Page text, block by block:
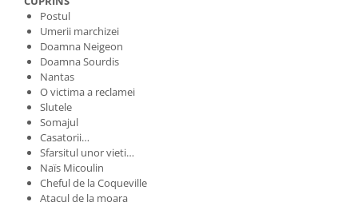
Postul
Umerii marchizei
Doamna Neigeon
Doamna Sourdis
Nantas
O victima a reclamei
Slutele
Somajul
Casatorii…
Sfarsitul unor vieti…
Naïs Micoulin
Cheful de la Coqueville
Atacul de la moara